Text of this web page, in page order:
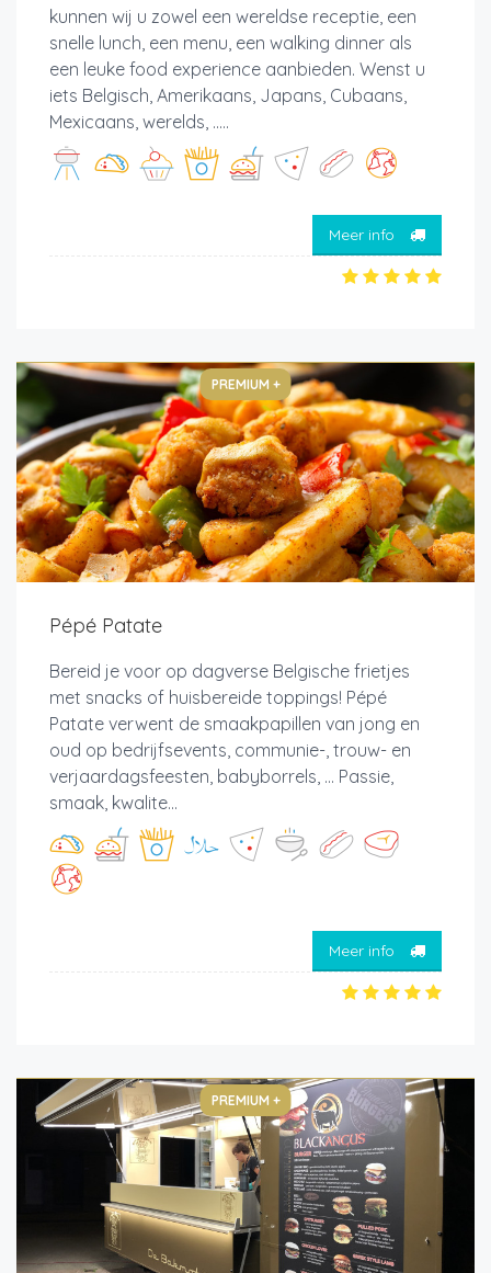
kunnen wij u zowel een wereldse receptie, een
snelle lunch, een menu, een walking dinner als
een leuke food experience aanbieden. Wenst u
iets Belgisch, Amerikaans, Japans, Cubaans,
Mexicaans, werelds, .....
Meer info
PREMIUM +
Pépé Patate
Bereid je voor op dagverse Belgische frietjes
met snacks of huisbereide toppings! Pépé
Patate verwent de smaakpapillen van jong en
oud op bedrijfsevents, communie-, trouw- en
verjaardagsfeesten, babyborrels, ... Passie,
smaak, kwalite...
Meer info
PREMIUM +